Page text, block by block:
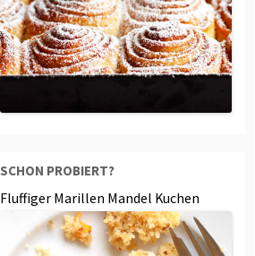
SCHON PROBIERT?
Fluffiger Marillen Mandel Kuchen